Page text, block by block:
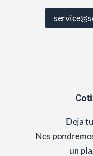
Deja
Nos
un